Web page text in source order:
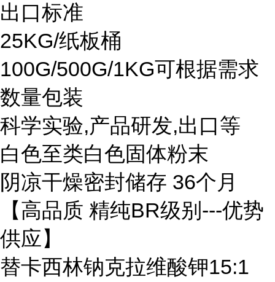
出口标准
25KG/纸板桶
100G/500G/1KG可根据需求
数量包装
科学实验,产品研发,出口等
白色至类白色固体粉末
阴凉干燥密封储存 36个月
【高品质 精纯BR级别---优势
供应】
替卡西林钠克拉维酸钾15:1